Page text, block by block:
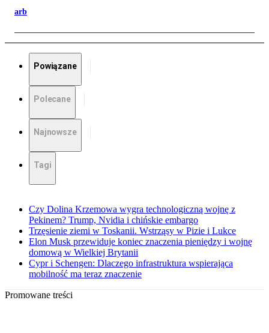
arb
Powiązane
Polecane
Najnowsze
Tagi
Czy Dolina Krzemowa wygra technologiczną wojnę z
Pekinem? Trump, Nvidia i chińskie embargo
Trzęsienie ziemi w Toskanii. Wstrząsy w Pizie i Lukce
Elon Musk przewiduje koniec znaczenia pieniędzy i wojnę
domową w Wielkiej Brytanii
Cypr i Schengen: Dlaczego infrastruktura wspierająca
mobilność ma teraz znaczenie
Promowane treści